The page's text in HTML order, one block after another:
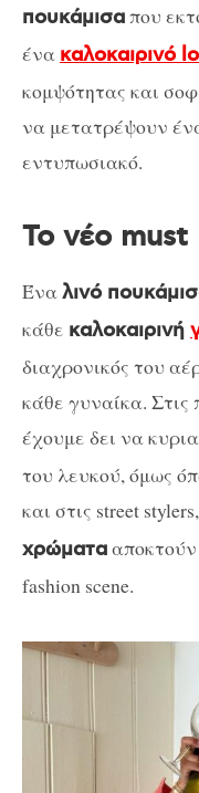
πουκάμισαπου
ένα καλοκαιρινό
κομψότητας και
να μετατρέψουν
εντυπωσιακό.
Το νέο must
Έναλινό
κάθε καλοκαιρινή
διαχρονικός του
κάθε γυναίκα. Στις
έχουμε δει να
του λευκού, όμως
και στις street
χρώματα
fashion scene.